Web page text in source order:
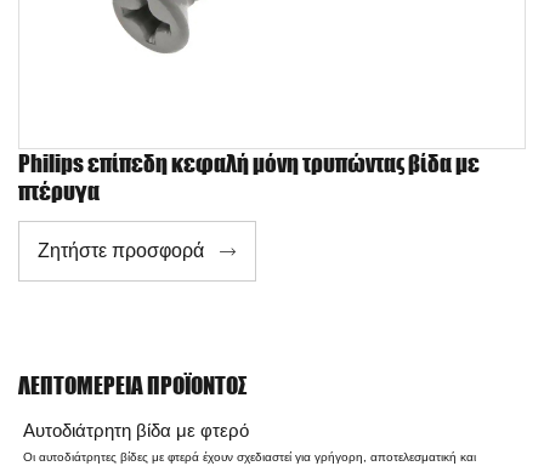
Philips επίπεδη κεφαλή μόνη τρυπώντας βίδα με
πτέρυγα
Ζητήστε προσφορά 
ΛΕΠΤΟΜΈΡΕΙΑ ΠΡΟΪΌΝΤΟΣ
Αυτοδιάτρητη βίδα με φτερό
Οι αυτοδιάτρητες βίδες με φτερά έχουν σχεδιαστεί για γρήγορη, αποτελεσματική και